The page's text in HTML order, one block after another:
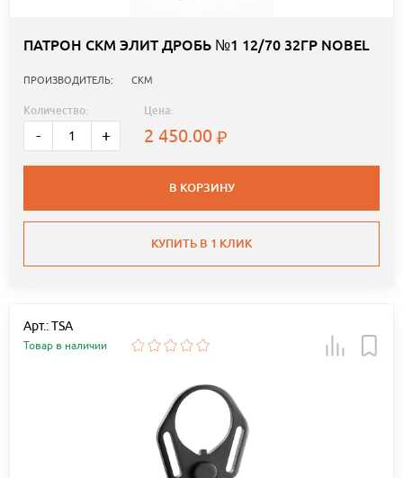
ПАТРОН СКМ ЭЛИТ ДРОБЬ №1 12/70 32ГР NOBEL
ПРОИЗВОДИТЕЛЬ: СКМ
Количество:
- +
Цена:
2 450.00
В КОРЗИНУ
КУПИТЬ В 1 КЛИК
Арт.: TSA
Товар в наличии